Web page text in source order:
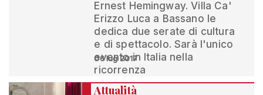
Ernest Hemingway. Villa Ca'
Erizzo Luca a Bassano le
dedica due serate di cultura
e di spettacolo. Sarà l'unico
evento in Italia nella
ricorrenza
06 lug 2017
Attualità